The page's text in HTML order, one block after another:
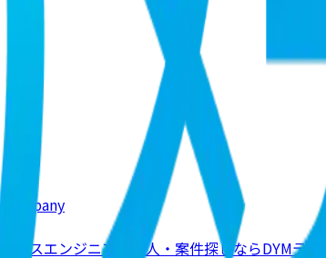
ンスエンジニアの求人・案件探しならDYMテック